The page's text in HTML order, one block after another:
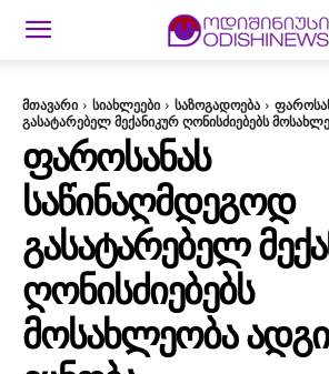
მთავარი სიახლეები საზოგადოება
გასატარებელ მექანიკურ ღონისძიებებს
ᲤᲐᲠᲝᲡᲐᲜᲐᲡ
ᲡᲐᲬᲘᲜᲐᲦᲛᲓᲔᲒᲝᲓ
ᲒᲐᲡᲐᲢᲐᲠᲔᲑᲔᲚ
ᲦᲝᲜᲘᲡᲫᲘᲔᲑᲔᲑᲡ
ᲛᲝᲡᲐᲮᲚᲔᲝᲑᲐ